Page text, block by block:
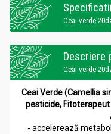
Specificatii
Ceai verde
Descriere
Ceai verde
Ceai Verde (Camellia
pesticide,
- accelerează